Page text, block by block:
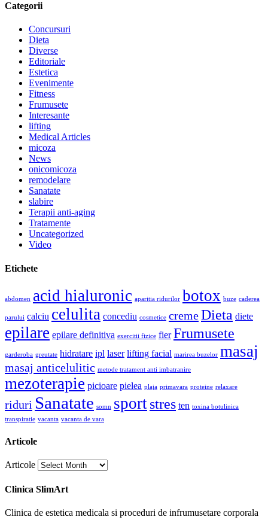
Categorii
Concursuri
Dieta
Diverse
Editoriale
Estetica
Evenimente
Fitness
Frumusete
Interesante
lifting
Medical Articles
micoza
News
onicomicoza
remodelare
Sanatate
slabire
Terapii anti-aging
Tratamente
Uncategorized
Video
Etichete
abdomen acid hialuronic aparitia ridurilor botox buze caderea
parului calciu celulita concediu cosmetice cremeDieta diete
epilare epilare definitiva exercitii fizice fier Frumusete
garderoba greutate hidratare ipl laser lifting facial marirea buzelor masaj
masaj anticelulitic metode tratament anti imbatranire
mezoterapie picioare pielea plaja primavara proteine relaxare
riduri Sanatate somn sportstres ten toxina botulinica
transpiratie vacanta vacanta de vara
Articole
Articole
Clinica SlimArt
Clinica de estetica medicala si proceduri de infrumusetare corporala